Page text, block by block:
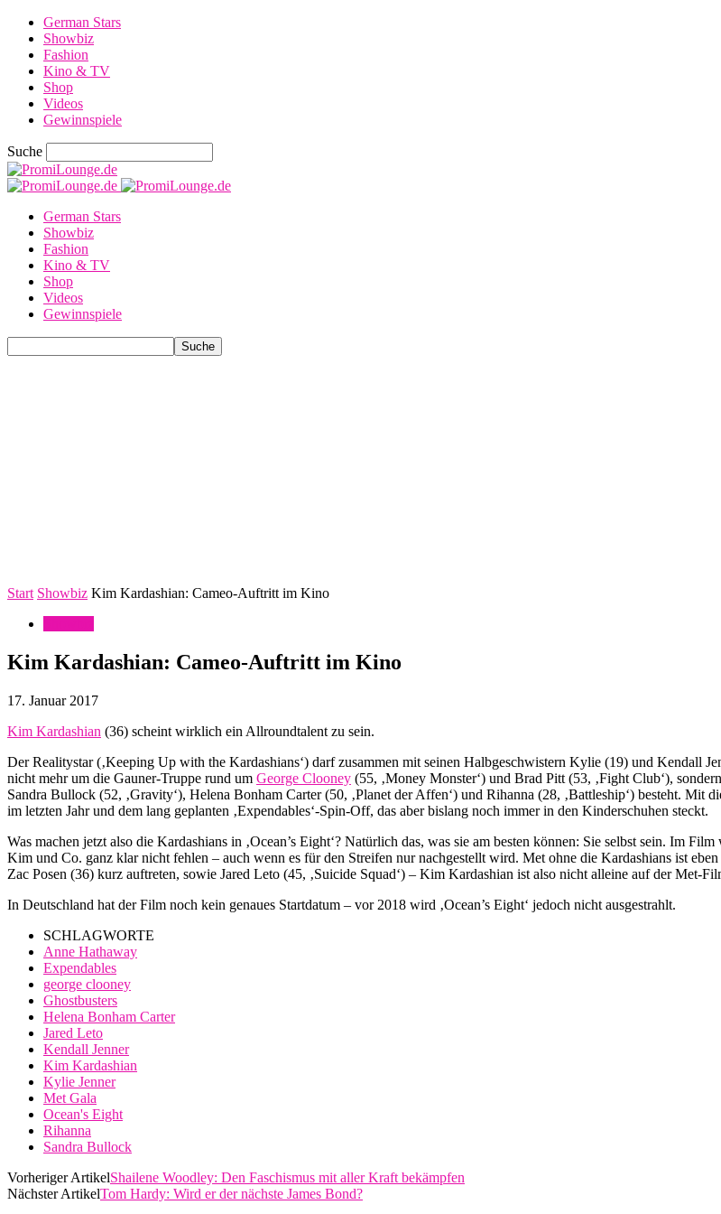
German Stars
Showbiz
Fashion
Kino & TV
Shop
Videos
Gewinnspiele
Suche
German Stars
Showbiz
Fashion
Kino & TV
Shop
Videos
Gewinnspiele
Start Showbiz Kim Kardashian: Cameo-Auftritt im Kino
Kim Kardashian: Cameo-Auftritt im Kino
17. Januar 2017
Kim Kardashian (36) scheint wirklich ein Allroundtalent zu sein.
Der Realitystar (‚Keeping Up with the Kardashians‘) darf zusammen mit seinen Halbgeschwistern Kylie (19) und Kendall
nicht mehr um die Gauner-Truppe rund um George Clooney (55, ‚Money Monster‘) und Brad Pitt (53, ‚Fight Club‘),
Sandra Bullock (52, ‚Gravity‘), Helena Bonham Carter (50, ‚Planet der Affen‘) und Rihanna (28, ‚Battleship‘) besteht. Mit
im letzten Jahr und dem lang geplanten ‚Expendables‘-Spin-Off, das aber bislang noch immer in den Kinderschuhen steckt.
Was machen jetzt also die Kardashians in ‚Ocean’s Eight‘? Natürlich das, was sie am besten können: Sie selbst sein. Im
Kim und Co. ganz klar nicht fehlen – auch wenn es für den Streifen nur nachgestellt wird. Met ohne die Kardashians ist
Zac Posen (36) kurz auftreten, sowie Jared Leto (45, ‚Suicide Squad‘) – Kim Kardashian ist also nicht alleine auf der Met-
In Deutschland hat der Film noch kein genaues Startdatum – vor 2018 wird ‚Ocean’s Eight‘ jedoch nicht ausgestrahlt.
SCHLAGWORTE
Anne Hathaway
Expendables
george clooney
Ghostbusters
Helena Bonham Carter
Jared Leto
Kendall Jenner
Kim Kardashian
Kylie Jenner
Met Gala
Ocean's Eight
Rihanna
Sandra Bullock
Vorheriger ArtikelShailene Woodley: Den Faschismus mit aller Kraft bekämpfen
Nächster ArtikelTom Hardy: Wird er der nächste James Bond?